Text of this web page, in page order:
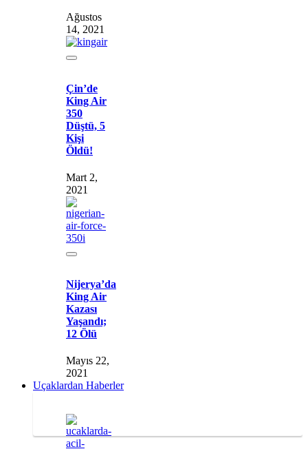
Ağustos
14, 2021
Çin’de
King Air
350
Düştü, 5
Kişi
Öldü!
Mart 2,
2021
Nijerya’da
King Air
Kazası
Yaşandı;
12 Ölü
Mayıs 22,
2021
Uçaklardan Haberler